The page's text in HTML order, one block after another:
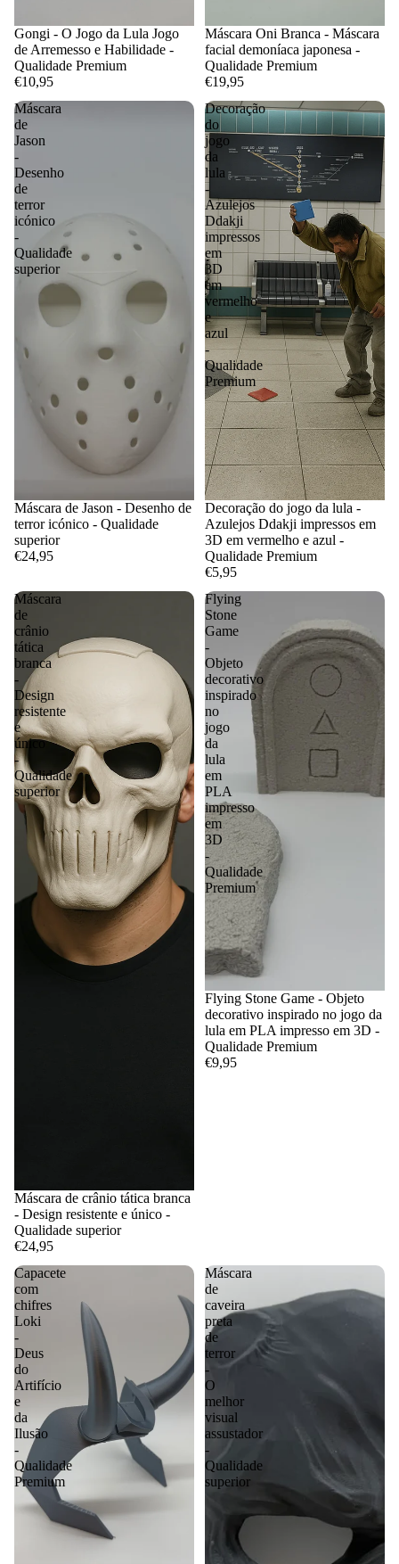
Gongi - O Jogo da Lula Jogo
de Arremesso e Habilidade -
Qualidade Premium
€10,95
Máscara Oni Branca - Máscara
facial demoníaca japonesa -
Qualidade Premium
€19,95
Máscara
de
Jason
-
Desenho
de
terror
icónico
-
Qualidade
superior
Máscara de Jason - Desenho de
terror icónico - Qualidade
superior
€24,95
Decoração
do
jogo
da
lula
-
Azulejos
Ddakji
impressos
em
3D
em
vermelho
e
azul
-
Qualidade
Premium
Decoração do jogo da lula -
Azulejos Ddakji impressos em
3D em vermelho e azul -
Qualidade Premium
€5,95
Máscara
de
crânio
tática
branca
-
Design
resistente
e
único
-
Qualidade
superior
Máscara de crânio tática branca
- Design resistente e único -
Qualidade superior
€24,95
Flying
Stone
Game
-
Objeto
decorativo
inspirado
no
jogo
da
lula
em
PLA
impresso
em
3D
-
Qualidade
Premium
Flying Stone Game - Objeto
decorativo inspirado no jogo da
lula em PLA impresso em 3D -
Qualidade Premium
€9,95
Capacete
com
chifres
Loki
-
Deus
do
Artifício
e
da
Ilusão
-
Qualidade
Premium
Máscara
de
caveira
preta
de
terror
-
O
melhor
visual
assustador
-
Qualidade
superior